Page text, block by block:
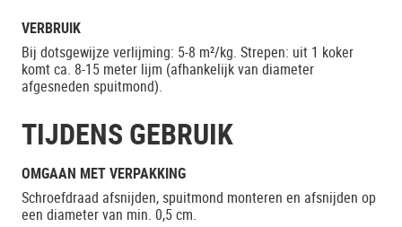
VERBRUIK
Bij dotsgewijze verlijming: 5-8 m²/kg. Strepen: uit 1 koker
komt ca. 8-15 meter lijm (afhankelijk van diameter
afgesneden spuitmond).
TIJDENS GEBRUIK
OMGAAN MET VERPAKKING
Schroefdraad afsnijden, spuitmond monteren en afsnijden op
een diameter van min. 0,5 cm.